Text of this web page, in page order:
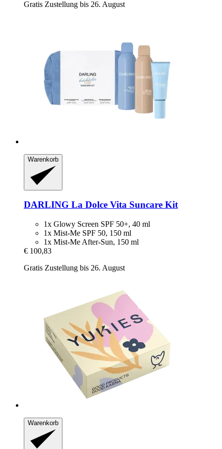
Gratis Zustellung bis 26. August
Warenkorb
DARLING La Dolce Vita Suncare Kit
1x Glowy Screen SPF 50+, 40 ml
1x Mist-Me SPF 50, 150 ml
1x Mist-Me After-Sun, 150 ml
€ 100,83
Gratis Zustellung bis 26. August
Warenkorb